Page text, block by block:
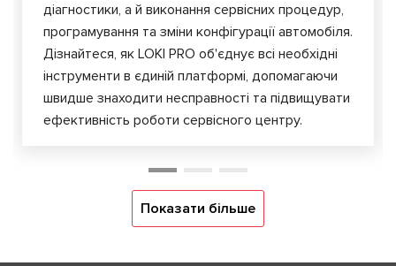
діагностики, а й виконання сервісних процедур,
програмування та зміни конфігурації автомобіля.
Дізнайтеся, як LOKI PRO об'єднує всі необхідні
інструменти в єдиній платформі, допомагаючи
швидше знаходити несправності та підвищувати
ефективність роботи сервісного центру.
Показати більше